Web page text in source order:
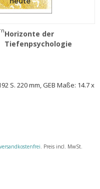
Horizonte der
Tiefenpsychologie
S. 220 mm, GEB Maße: 14.7 x
. Preis incl. MwSt.